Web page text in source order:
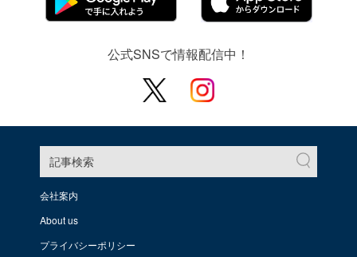
公式SNSで情報配信中！
記事検索
会社案内
About us
プライバシーポリシー